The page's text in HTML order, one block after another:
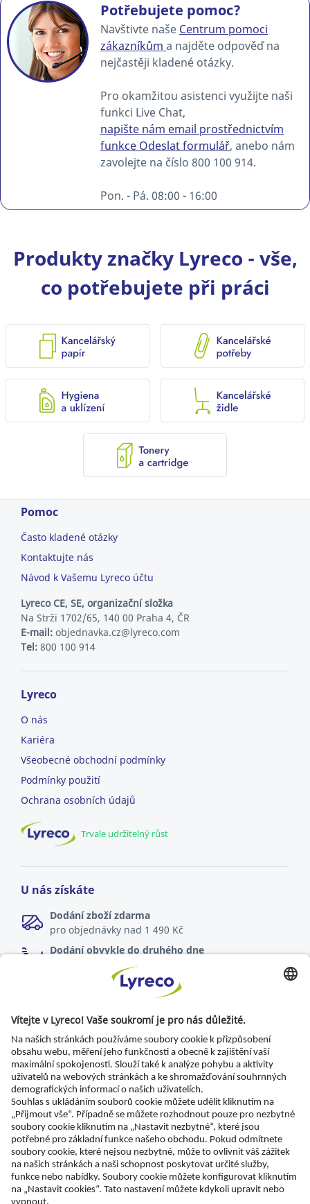
Potřebujete pomoc?
Navštivte naše Centrum pomoci
zákazníkům a najděte odpověď na
nejčastěji kladené otázky.
Pro okamžitou asistenci využijte naši
funkci Live Chat,
napište nám email prostřednictvím
funkce Odeslat formulář, anebo nám
zavolejte na číslo 800 100 914.
Pon. - Pá. 08:00 - 16:00
Produkty značky Lyreco - vše,
co potřebujete při práci
Pomoc
Často kladené otázky
Kontaktujte nás
Návod k Vašemu Lyreco účtu
Lyreco CE, SE, organizační složka
Na Strži 1702/65, 140 00 Praha 4, ČR
E-mail: objednavka.cz@lyreco.com
Tel: 800 100 914
Lyreco
O nás
Kariéra
Všeobecné obchodní podmínky
Podmínky použití
Ochrana osobních údajů
Trvale udržitelný růst
U nás získáte
Dodání zboží zdarma
pro objednávky nad 1 490 Kč
Dodání obvykle do druhého dne
online objednávky zadané do 17:00
Možnost vrácení zboží
Specialista pro každé pracoviště
Nejnovější zprávy a rady odborníků
Objevte Lyreco řešení pro ekologičtější pracoviště
© Lyreco 2026 | Dodáváme výhradně firmám a
podnikatelům. Všechny ceny jsou uvedeny bez DPH.
Právo spotřebitele na odstoupení od smlouvy se
neuplatňuje.